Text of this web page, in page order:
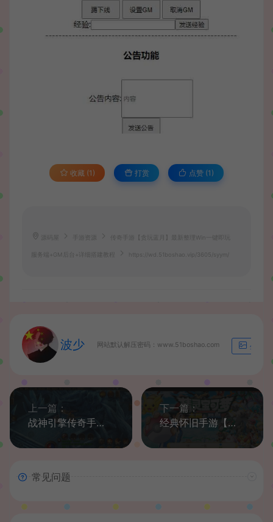
收藏 (1) 打赏 点赞 (1 )
手游资源 传奇手游【贪玩蓝月】最新整理Win一键即玩
服务端+GM后台+详细搭建教程 https://wd.51boshao.vip/3605/syym/
波少 网站默认解压密码：www.51boshao.com 生成海
上一篇：
战神引擎传奇手游【炎龙冰雪定制版本】最新整理win系服务端+冰雪土城+冰雪仙境+冰原大陆+安卓苹果双端
下一篇：
经典怀旧手游【精灵宝可梦多区版】最新整理单机一键即玩服务端+Linux小白手工服务端+多区+双端+新版GM授权后台
常见问题